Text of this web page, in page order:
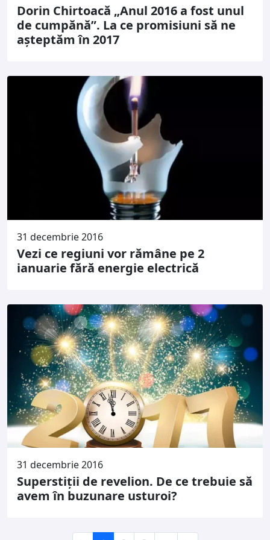
Dorin Chirtoacă „Anul 2016 a fost unul
de cumpănă”. La ce promisiuni să ne
aşteptăm în 2017
31 decembrie 2016
Vezi ce regiuni vor rămâne pe 2
ianuarie fără energie electrică
31 decembrie 2016
Superstiţii de revelion. De ce trebuie să
avem în buzunare usturoi?